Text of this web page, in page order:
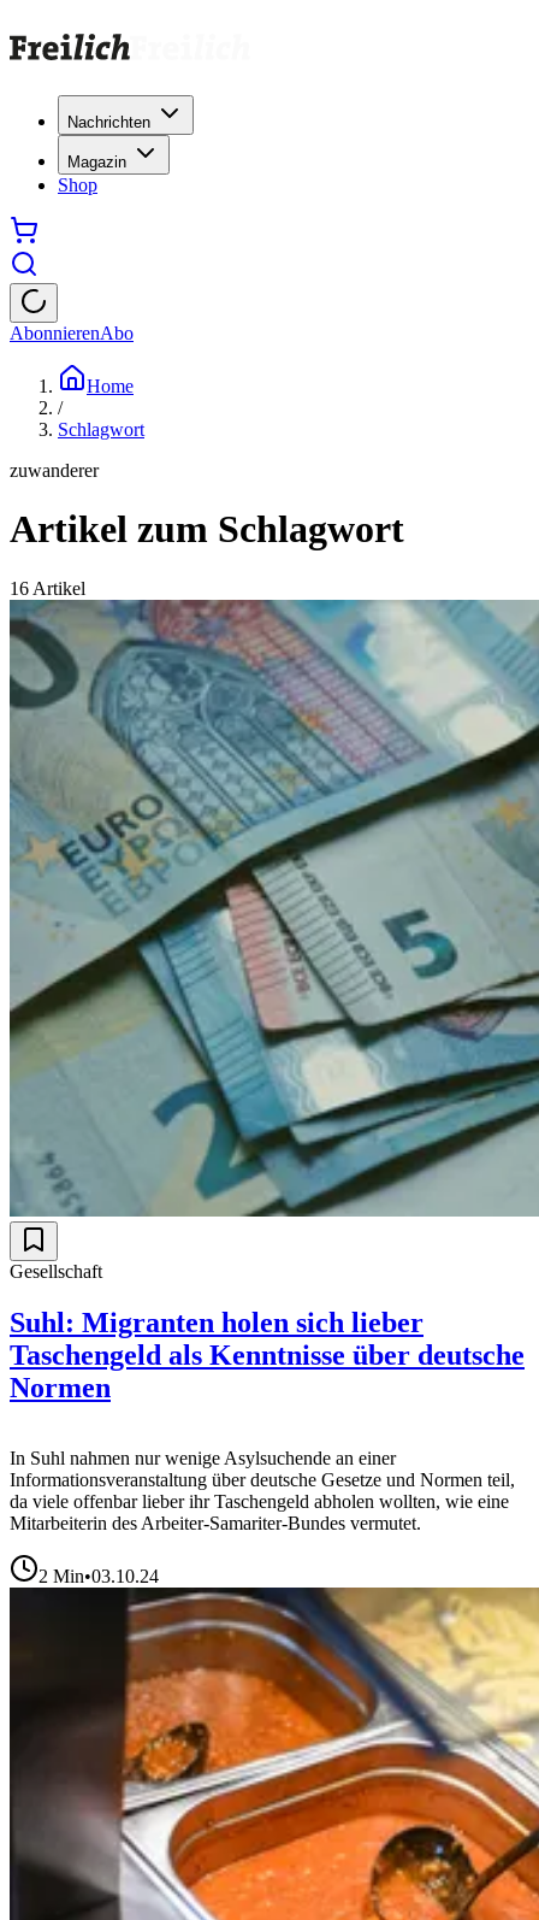
Nachrichten
Magazin
Shop
AbonnierenAbo
Home
/
Schlagwort
zuwanderer
Artikel zum Schlagwort
16 Artikel
Gesellschaft
Suhl: Migranten holen sich lieber
Taschengeld als Kenntnisse über deutsche
Normen
In Suhl nahmen nur wenige Asylsuchende an einer
Informationsveranstaltung über deutsche Gesetze und Normen teil,
da viele offenbar lieber ihr Taschengeld abholen wollten, wie eine
Mitarbeiterin des Arbeiter-Samariter-Bundes vermutet.
2 Min•03.10.24